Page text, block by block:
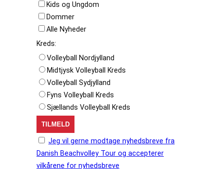
Kids og Ungdom
Dommer
Alle Nyheder
Kreds:
Volleyball Nordjylland
Midtjysk Volleyball Kreds
Volleyball Sydjylland
Fyns Volleyball Kreds
Sjællands Volleyball Kreds
Jeg vil gerne modtage nyhedsbreve fra
Danish Beachvolley Tour og accepterer
vilkårene for nyhedsbreve